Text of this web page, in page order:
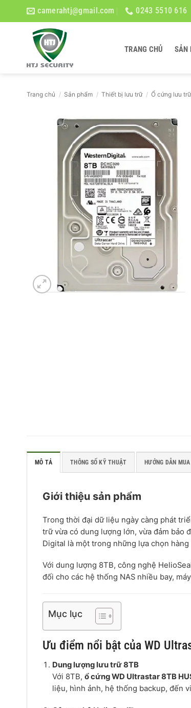
camerahtj@gmail.com 0243 5510 616
TRANG CHỦ SẢN
Trang chủ / Sản phẩm / Thiết bị lưu trữ / Ổ cứng lưu trữ
MÔ TẢ THÔNG SỐ KỸ THUẬT HƯỚNG DẪN
Giới thiệu sản phẩm
Trong thời đại dữ liệu ngày càng phát
trữ vừa có dung lượng lớn, vừa đảm bảo
Digital là một trong những lựa chọn
Với dung lượng 8TB, công nghệ
đối cho các hệ thống NAS nhiều bay,
Mục lục
Ưu điểm nổi bật của WD
Dung lượng lưu trữ 8TB
Với 8TB,ổ cứng WD Ultrastar 8TB
liệu, hình ảnh, hệ thống backup, đến